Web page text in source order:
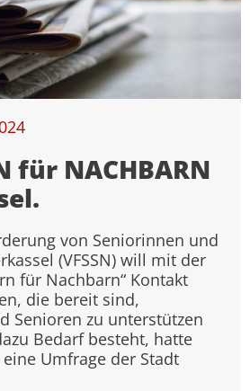
für NACHBARN
von Seniorinnen und
(VFSSN) will mit der
für Nachbarn“ Kontakt
die bereit sind,
Senioren zu unterstützen
Bedarf besteht, hatte
Umfrage der Stadt